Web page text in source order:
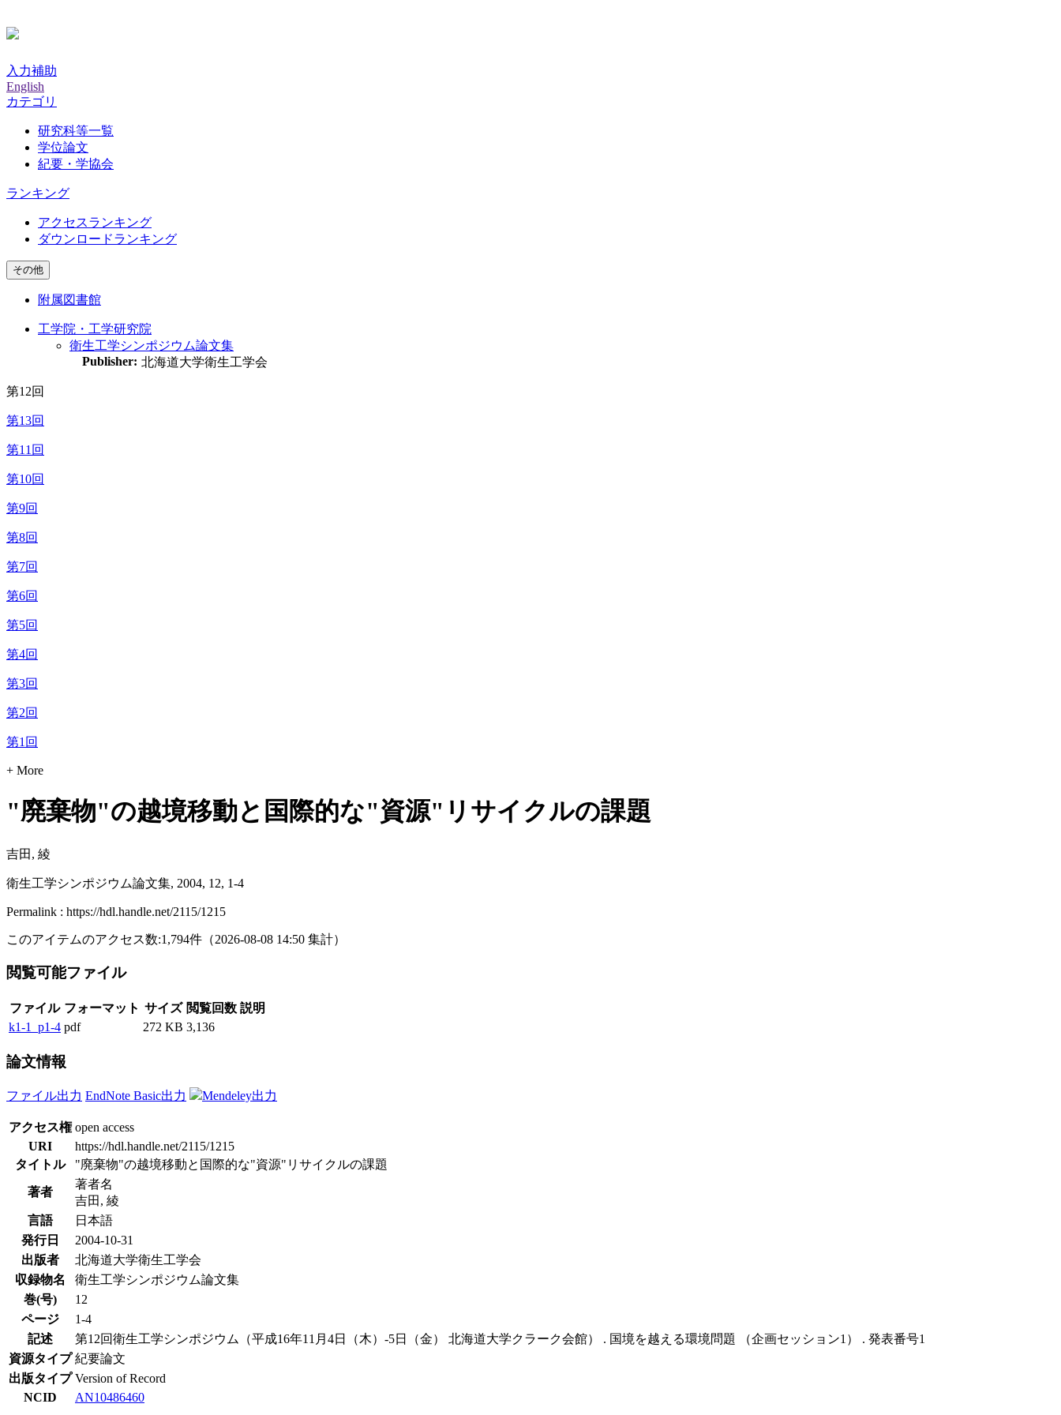
入力補助
English
カテゴリ
研究科等一覧
学位論文
紀要・学協会
ランキング
アクセスランキング
ダウンロードランキング
その他
附属図書館
工学院・工学研究院
衛生工学シンポジウム論文集
Publisher: 北海道大学衛生工学会
第12回
第13回
第11回
第10回
第9回
第8回
第7回
第6回
第5回
第4回
第3回
第2回
第1回
+ More
"廃棄物"の越境移動と国際的な"資源"リサイクルの課題
吉田, 綾
衛生工学シンポジウム論文集, 2004, 12, 1-4
Permalink : https://hdl.handle.net/2115/1215
このアイテムのアクセス数:1,794件 （2026-08-08 14:50 集計）
閲覧可能ファイル
ファイル フォーマット サイズ 閲覧回数 説明
k1-1_p1-4 pdf 272 KB 3,136
論文情報
ファイル出力 EndNote Basic出力 Mendeley出力
アクセス権 open access
URI
https://hdl.handle.net/2115/1215
タイトル
"廃棄物"の越境移動と国際的な"資源"リサイクルの課題
著者
著者名
吉田, 綾
言語
日本語
発行日
2004-10-31
出版者
北海道大学衛生工学会
収録物名
衛生工学シンポジウム論文集
巻(号)
12
ページ
1-4
記述
第12回衛生工学シンポジウム（平成16年11月4日（木）-5日（金） 北海道大学クラーク会館） . 国境を越える環境問題 （企画セッション1） . 発表番号1
資源タイプ 紀要論文
出版タイプ Version of Record
NCID
AN10486460